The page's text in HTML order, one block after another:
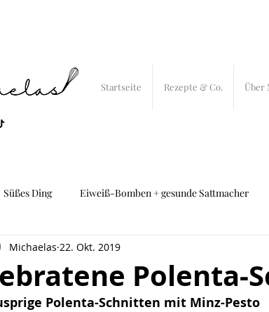
Startseite Rezepte & Co. Über
Süßes Ding Eiweiß-Bomben + gesunde Sattmacher
Kartoffeln Fisch und Fleisch
Polenta-
Michaelas 22. Okt. 2019
Polenta-Schnitten mit Minz-Pesto